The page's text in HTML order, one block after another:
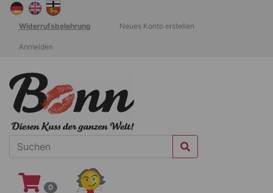
Widerrufsbelehrung Neues Konto erstellen
Anmelden
0